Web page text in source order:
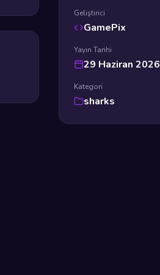
Geliştirici
GamePix
Yayın Tarihi
29 Haziran 2026
Kategori
sharks